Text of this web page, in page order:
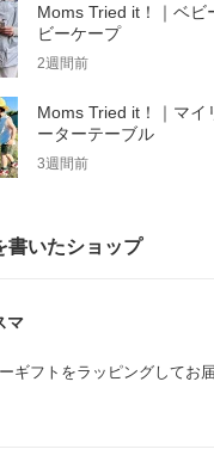
Moms Tried it！｜ベ
ビーケープ
2週間前
Moms Tried it！｜マイ
ーターテーブル
3週間前
書いたショップ
マ
ギフトをラッピングしてお